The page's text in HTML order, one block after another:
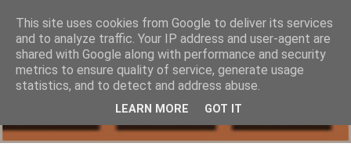
This site uses cookies from Google to deliver its services
and to analyze traffic. Your IP address and user-agent are
shared with Google along with performance and security
metrics to ensure quality of service, generate usage
statistics, and to detect and address abuse.
LEARN MORE GOT IT